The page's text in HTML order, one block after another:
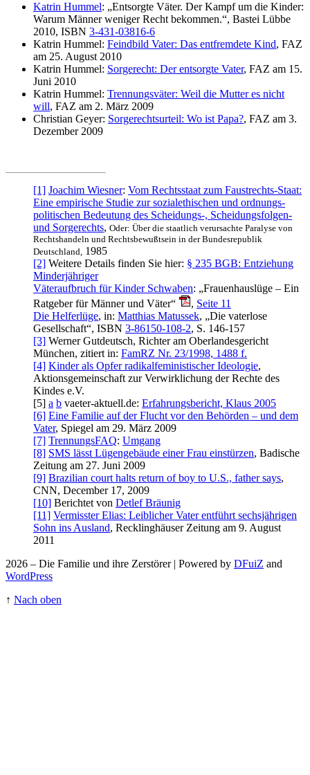
Katrin Hummel: „Entsorgte Väter. Der Kampf um die Kinder:
Warum Männer weniger Recht bekommen.“, Bastei Lübbe
2010, ISBN 3-431-03816-6
Katrin Hummel: Feindbild Vater: Das entfremdete Kind, FAZ
am 25. August 2010
Katrin Hummel: Sorgerecht: Der entsorgte Vater, FAZ am 15.
Juni 2010
Katrin Hummel: Trennungsväter: Weil die Mutter es nicht
will, FAZ am 2. März 2009
Christian Geyer: Sorgerechtsurteil: Wo ist Papa?, FAZ am 3.
Dezember 2009
[1] Joachim Wiesner: Vom Rechtsstaat zum Faustrechts-Staat:
Eine empirische Studie zur sozial­ethischen und ordnungs­
politischen Bedeutung des Scheidungs-, Scheidungs­folgen-
und Sorge­rechts, Oder: Über die staatlich verursachte Paralyse von
Rechts­handeln und Rechts­bewußt­sein in der Bundes­republik
Deutschland, 1985
[2] Weitere Details finden Sie hier: § 235 BGB: Entziehung
Minderjähriger
Väteraufbruch für Kinder Schwaben: „Frauen­haus­lüge – Ein
Ratgeber für Männer und Väter“
, Seite 11
Die Helferlüge, in: Matthias Matussek, „Die vaterlose
Gesellschaft“, ISBN 3-86150-108-2, S. 146-157
[3] Werner Gutdeutsch, Richter am Ober­landes­gericht
München, zitiert in: FamRZ Nr. 23/1998, 1488 f.
[4] Kinder als Opfer radikal­feministischer Ideologie,
Aktionsgemeinschaft zur Verwirklichung der Rechte des
Kindes e.V.
[5] a b vaeter-aktuell.de: Erfahrungsbericht, Klaus 2005
[6] Eine Familie auf der Flucht vor den Behörden – und dem
Vater, Spiegel am 29. März 2009
[7] TrennungsFAQ: Umgang
[8] SMS lässt Lügengebäude einer Frau einstürzen, Badische
Zeitung am 27. Juni 2009
[9] Brazilian court halts return of boy to U.S., father says,
CNN, December 17, 2009
[10] Berichtet von Detlef Bräunig
[11] Vermisster Elias: Leiblicher Vater entführt sechsjährigen
Sohn ins Ausland, Recklinghäuser Zeitung am 9. August
2011
2026 – Die Familie und ihre Zerstörer | Powered by DFuiZ and
WordPress
↑ Nach oben